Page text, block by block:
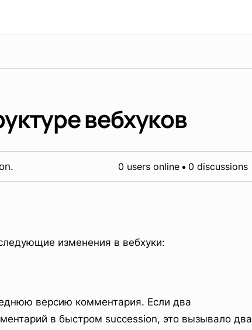
вебхуков
0 users online 0 discussions
изменения в вебхуки:
версию комментария. Если два
в быстром succession, это вызывало два